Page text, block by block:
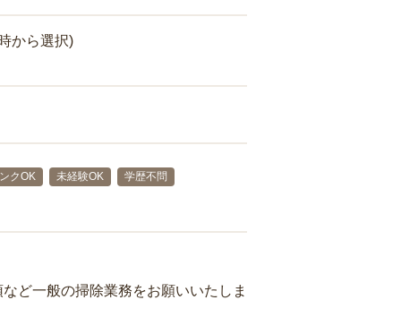
から選択)
クOK 未経験OK
学歴不問
ど一般の掃除業務をお願いいたしま